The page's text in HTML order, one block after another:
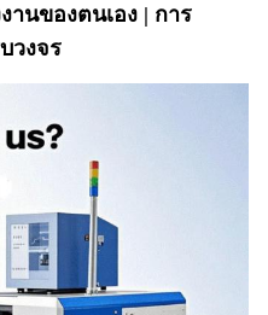
านของตนเอง | การ
วงจร